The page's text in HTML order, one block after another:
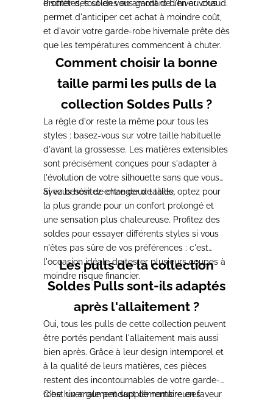
discrètes, tout en vous gardant bien au chaud.
Profiter des soldes en amont de l'hiver vous
permet d'anticiper cet achat à moindre coût,
et d'avoir votre garde-robe hivernale prête dès
que les températures commencent à chuter.
Comment choisir la bonne
taille parmi les pulls de la
collection Soldes Pulls ?
La règle d'or reste la même pour tous les
styles : basez-vous sur votre taille habituelle
d'avant la grossesse. Les matières extensibles
sont précisément conçues pour s'adapter à
l'évolution de votre silhouette sans que vous
ayez besoin de changer de taille.
Si vous hésitez entre deux tailles, optez pour
la plus grande pour un confort prolongé et
une sensation plus chaleureuse. Profitez des
soldes pour essayer différents styles si vous
n'êtes pas sûre de vos préférences : c'est
l'occasion idéale de tester plusieurs coupes à
moindre risque financier.
Les pulls de la collection
Soldes Pulls sont-ils adaptés
après l'allaitement ?
Oui, tous les pulls de cette collection peuvent
être portés pendant l'allaitement mais aussi
bien après. Grâce à leur design intemporel et
à la qualité de leurs matières, ces pièces
restent des incontournables de votre garde-
robe hivernale pendant de nombreuses
C'est un argument supplémentaire en faveur